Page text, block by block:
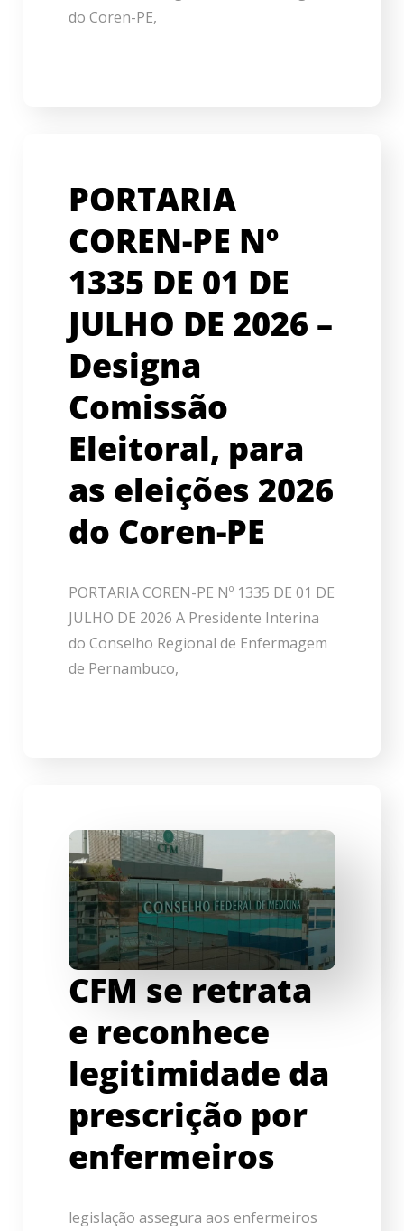
do Coren-PE,
PORTARIA
COREN-PE Nº
1335 DE 01 DE
JULHO DE 2026 –
Designa
Comissão
Eleitoral, para
as eleições 2026
do Coren-PE
PORTARIA COREN-PE Nº 1335 DE 01 DE
JULHO DE 2026 A Presidente Interina
do Conselho Regional de Enfermagem
de Pernambuco,
CFM se retrata
e reconhece
legitimidade da
prescrição por
enfermeiros
legislação assegura aos enfermeiros